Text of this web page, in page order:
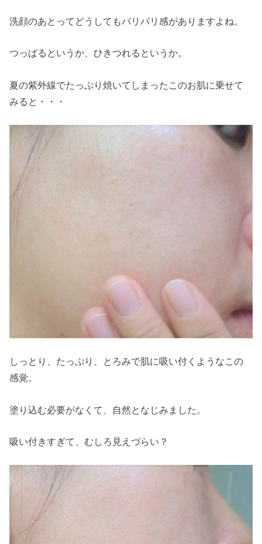
洗顔のあとってどうしてもパリパリ感がありますよね。
つっぱるというか、ひきつれるというか。
夏の紫外線でたっぷり焼いてしまったこのお肌に乗せて
みると・・・
しっとり、たっぷり、とろみで肌に吸い付くようなこの
感覚。
塗り込む必要がなくて、自然となじみました。
吸い付きすぎて、むしろ見えづらい？